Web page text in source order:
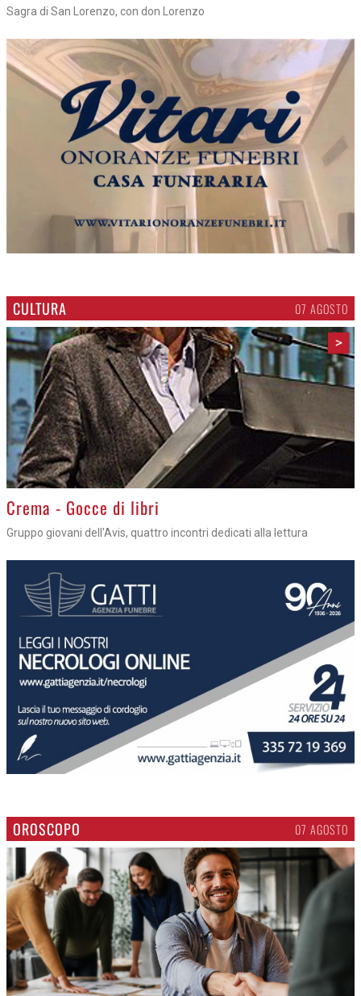
Sagra di San Lorenzo, con don Lorenzo
CULTURA 07 AGOSTO
>
Crema - Gocce di libri
Gruppo giovani dell'Avis, quattro incontri dedicati alla lettura
OROSCOPO 07 AGOSTO